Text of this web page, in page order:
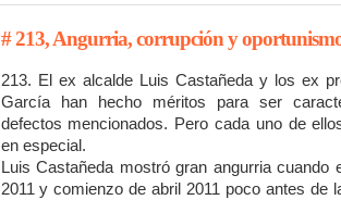
# 213, Angurria, corrupción y
213. El ex alcalde Luis Castañeda y los ex
García han hecho méritos para ser
defectos mencionados. Pero cada uno de
en especial.
Luis Castañeda mostró gran angurria cuando
2011 y comienzo de abril 2011 poco antes de